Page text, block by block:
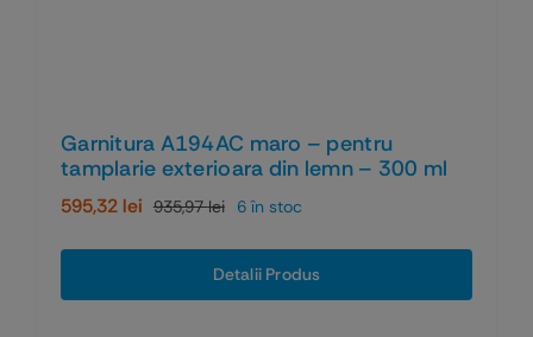
Garnitura A194AC maro – pentru
tamplarie exterioara din lemn – 300 ml
935,97leiPrețul
inițial
a
fost:
595,32 lei
Prețul
curent
este:
595,32 lei.
6 în stoc
Detalii Produs